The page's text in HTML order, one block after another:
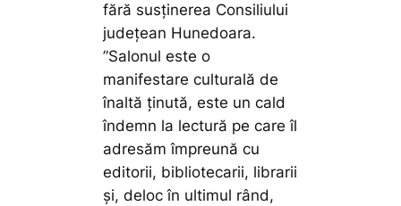
fără susținerea Consiliului
județean Hunedoara.
”Salonul este o
manifestare culturală de
înaltă ținută, este un cald
îndemn la lectură pe care îl
adresăm împreună cu
editorii, bibliotecarii, librarii
și, deloc în ultimul rând,